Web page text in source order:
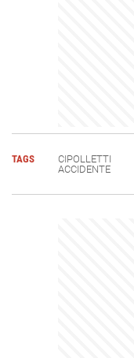
TAGS CIPOLLETTI
ACCIDENTE